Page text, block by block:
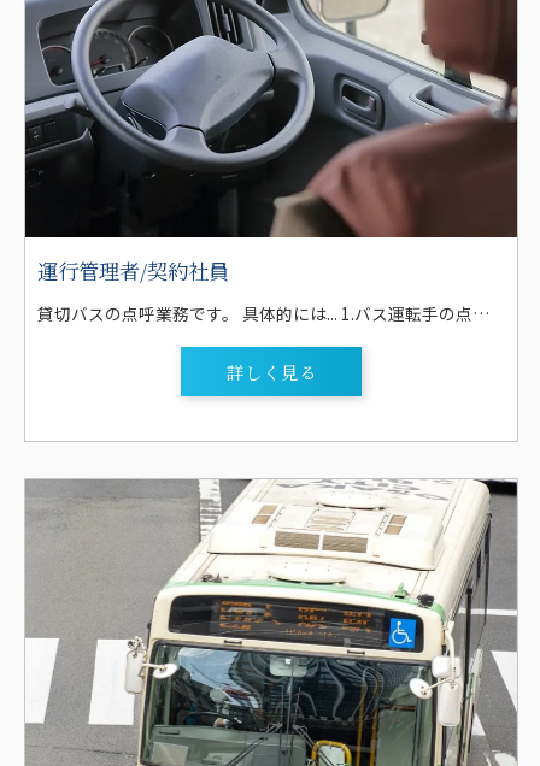
運行管理者/契約社員
貸切バスの点呼業務です。 具体的には... 1.バス運転手の点呼業務(早朝や夜間・土曜日・日曜日等) ※乗務員のアルコール検査機を使用したアルコールチェック。免許証の確認。健康状態 や睡眠時間等のチェックなどを行い、運行の可否を決定します。 2.各種運行管理業務 ※車両点検表のチェックや業務日報の管理 3.渋滞情報や事故情報の伝達 4.緊急時の無線連絡 【研修制度】 1ヶ月程度 ・課長・主任による教養 ・実務見習い ・定期便のルート見習い ・毎月の乗務員研修会 等 ※先輩がマンツーマンで指導をします！
詳しく見る